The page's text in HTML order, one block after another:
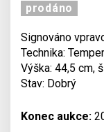
prodáno
Signováno
Technika:
Výška: 44,5 cm,
Stav: Dobrý
Konec aukce: